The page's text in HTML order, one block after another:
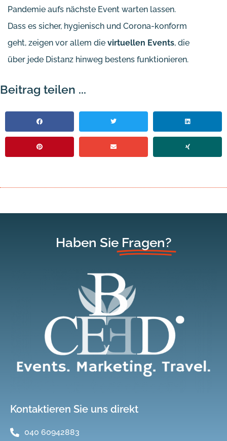
Pandemie aufs nächste Event warten lassen.
Dass es sicher, hygienisch und Corona-konform
geht, zeigen vor allem die virtuellen Events, die
über jede Distanz hinweg bestens funktionieren.
Beitrag teilen ...
Haben Sie Fragen?
Kontaktieren Sie uns direkt
040 60942883